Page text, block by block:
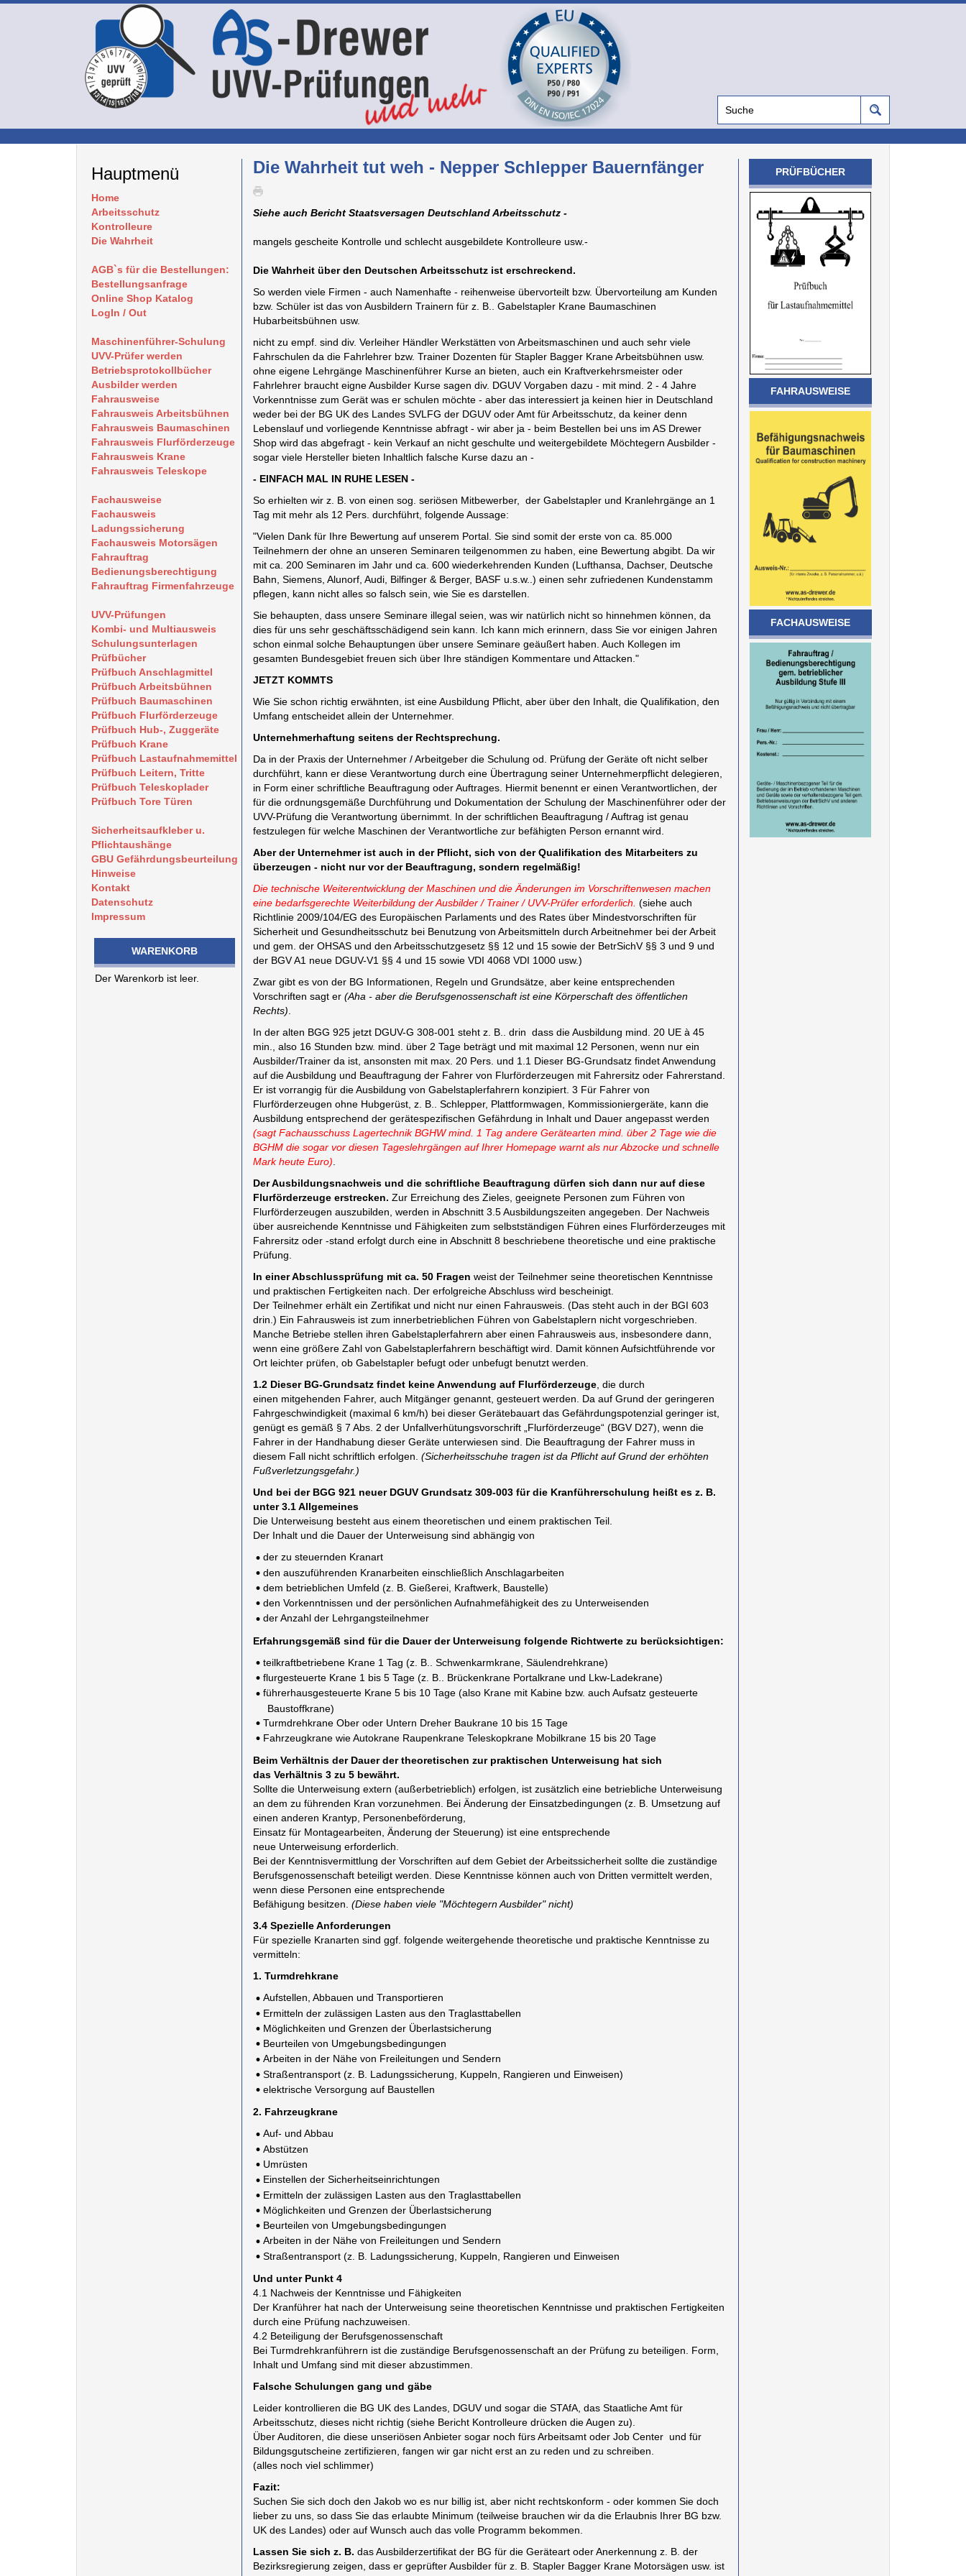
Hauptmenü
Home
Arbeitsschutz
Kontrolleure
Die Wahrheit
AGB`s für die Bestellungen:
Bestellungsanfrage
Online Shop Katalog
LogIn / Out
Maschinenführer-Schulung
UVV-Prüfer werden
Betriebsprotokollbücher
Ausbilder werden
Fahrausweise
Fahrausweis Arbeitsbühnen
Fahrausweis Baumaschinen
Fahrausweis Flurförderzeuge
Fahrausweis Krane
Fahrausweis Teleskope
Fachausweise
Fachausweis
Ladungssicherung
Fachausweis Motorsägen
Fahrauftrag
Bedienungsberechtigung
Fahrauftrag Firmenfahrzeuge
UVV-Prüfungen
Kombi- und Multiausweis
Schulungsunterlagen
Prüfbücher
Prüfbuch Anschlagmittel
Prüfbuch Arbeitsbühnen
Prüfbuch Baumaschinen
Prüfbuch Flurförderzeuge
Prüfbuch Hub-, Zuggeräte
Prüfbuch Krane
Prüfbuch Lastaufnahmemittel
Prüfbuch Leitern, Tritte
Prüfbuch Teleskoplader
Prüfbuch Tore Türen
Sicherheitsaufkleber u.
Pflichtaushänge
GBU Gefährdungsbeurteilung
Hinweise
Kontakt
Datenschutz
Impressum
WARENKORB
Der Warenkorb ist leer.
Die Wahrheit tut weh - Nepper Schlepper Bauernfänger
Siehe auch Bericht Staatsversagen Deutschland Arbeitsschutz -
mangels gescheite Kontrolle und schlecht ausgebildete Kontrolleure usw.-
Die Wahrheit über den Deutschen Arbeitsschutz ist erschreckend.
So werden viele Firmen - auch Namenhafte - reihenweise übervorteilt bzw. Übervorteilung am Kunden
bzw. Schüler ist das von Ausbildern Trainern für z. B.. Gabelstapler Krane Baumaschinen
Hubarbeitsbühnen usw.
nicht zu empf. sind div. Verleiher Händler Werkstätten von Arbeitsmaschinen und auch sehr viele
Fahrschulen da die Fahrlehrer bzw. Trainer Dozenten für Stapler Bagger Krane Arbeitsbühnen usw.
ohne eigene Lehrgänge Maschinenführer Kurse an bieten, auch ein Kraftverkehrsmeister oder
Fahrlehrer braucht eigne Ausbilder Kurse sagen div. DGUV Vorgaben dazu - mit mind. 2 - 4 Jahre
Vorkenntnisse zum Gerät was er schulen möchte - aber das interessiert ja keinen hier in Deutschland
weder bei der BG UK des Landes SVLFG der DGUV oder Amt für Arbeitsschutz, da keiner denn
Lebenslauf und vorliegende Kenntnisse abfragt - wir aber ja - beim Bestellen bei uns im AS Drewer
Shop wird das abgefragt - kein Verkauf an nicht geschulte und weitergebildete Möchtegern Ausbilder -
sogar viele Hersteller bieten Inhaltlich falsche Kurse dazu an -
- EINFACH MAL IN RUHE LESEN -
So erhielten wir z. B. von einen sog. seriösen Mitbewerber, der Gabelstapler und Kranlehrgänge an 1
Tag mit mehr als 12 Pers. durchführt, folgende Aussage:
"Vielen Dank für Ihre Bewertung auf unserem Portal. Sie sind somit der erste von ca. 85.000
Teilnehmern der ohne an unseren Seminaren teilgenommen zu haben, eine Bewertung abgibt. Da wir
mit ca. 200 Seminaren im Jahr und ca. 600 wiederkehrenden Kunden (Lufthansa, Dachser, Deutsche
Bahn, Siemens, Alunorf, Audi, Bilfinger & Berger, BASF u.s.w..) einen sehr zufriedenen Kundenstamm
pflegen, kann nicht alles so falsch sein, wie Sie es darstellen.
Sie behaupten, dass unsere Seminare illegal seien, was wir natürlich nicht so hinnehmen können, da
dies für uns sehr geschäftsschädigend sein kann. Ich kann mich erinnern, dass Sie vor einigen Jahren
schon einmal solche Behauptungen über unsere Seminare geäußert haben. Auch Kollegen im
gesamten Bundesgebiet freuen sich über Ihre ständigen Kommentare und Attacken."
JETZT KOMMTS
Wie Sie schon richtig erwähnten, ist eine Ausbildung Pflicht, aber über den Inhalt, die Qualifikation, den
Umfang entscheidet allein der Unternehmer.
Unternehmerhaftung seitens der Rechtsprechung.
Da in der Praxis der Unternehmer / Arbeitgeber die Schulung od. Prüfung der Geräte oft nicht selber
durchführt, kann er diese Verantwortung durch eine Übertragung seiner Unternehmerpflicht delegieren,
in Form einer schriftliche Beauftragung oder Auftrages. Hiermit benennt er einen Verantwortlichen, der
für die ordnungsgemäße Durchführung und Dokumentation der Schulung der Maschinenführer oder der
UVV-Prüfung die Verantwortung übernimmt. In der schriftlichen Beauftragung / Auftrag ist genau
festzulegen für welche Maschinen der Verantwortliche zur befähigten Person ernannt wird.
Aber der Unternehmer ist auch in der Pflicht, sich von der Qualifikation des Mitarbeiters zu
überzeugen - nicht nur vor der Beauftragung, sondern regelmäßig!
Die technische Weiterentwicklung der Maschinen und die Änderungen im Vorschriftenwesen machen
eine bedarfsgerechte Weiterbildung der Ausbilder / Trainer / UVV-Prüfer erforderlich. (siehe auch
Richtlinie 2009/104/EG des Europäischen Parlaments und des Rates über Mindestvorschriften für
Sicherheit und Gesundheitsschutz bei Benutzung von Arbeitsmitteln durch Arbeitnehmer bei der Arbeit
und gem. der OHSAS und den Arbeitsschutzgesetz §§ 12 und 15 sowie der BetrSichV §§ 3 und 9 und
der BGV A1 neue DGUV-V1 §§ 4 und 15 sowie VDI 4068 VDI 1000 usw.)
Zwar gibt es von der BG Informationen, Regeln und Grundsätze, aber keine entsprechenden
Vorschriften sagt er (Aha - aber die Berufsgenossenschaft ist eine Körperschaft des öffentlichen
Rechts).
In der alten BGG 925 jetzt DGUV-G 308-001 steht z. B.. drin dass die Ausbildung mind. 20 UE à 45
min., also 16 Stunden bzw. mind. über 2 Tage beträgt und mit maximal 12 Personen, wenn nur ein
Ausbilder/Trainer da ist, ansonsten mit max. 20 Pers. und 1.1 Dieser BG-Grundsatz findet Anwendung
auf die Ausbildung und Beauftragung der Fahrer von Flurförderzeugen mit Fahrersitz oder Fahrerstand.
Er ist vorrangig für die Ausbildung von Gabelstaplerfahrern konzipiert. 3 Für Fahrer von
Flurförderzeugen ohne Hubgerüst, z. B.. Schlepper, Plattformwagen, Kommissioniergeräte, kann die
Ausbildung entsprechend der gerätespezifischen Gefährdung in Inhalt und Dauer angepasst werden
(sagt Fachausschuss Lagertechnik BGHW mind. 1 Tag andere Gerätearten mind. über 2 Tage wie die
BGHM die sogar vor diesen Tageslehrgängen auf Ihrer Homepage warnt als nur Abzocke und schnelle
Mark heute Euro).
Der Ausbildungsnachweis und die schriftliche Beauftragung dürfen sich dann nur auf diese
Flurförderzeuge erstrecken. Zur Erreichung des Zieles, geeignete Personen zum Führen von
Flurförderzeugen auszubilden, werden in Abschnitt 3.5 Ausbildungszeiten angegeben. Der Nachweis
über ausreichende Kenntnisse und Fähigkeiten zum selbstständigen Führen eines Flurförderzeuges mit
Fahrersitz oder -stand erfolgt durch eine in Abschnitt 8 beschriebene theoretische und eine praktische
Prüfung.
In einer Abschlussprüfung mit ca. 50 Fragen weist der Teilnehmer seine theoretischen Kenntnisse
und praktischen Fertigkeiten nach. Der erfolgreiche Abschluss wird bescheinigt.
Der Teilnehmer erhält ein Zertifikat und nicht nur einen Fahrausweis. (Das steht auch in der BGI 603
drin.) Ein Fahrausweis ist zum innerbetrieblichen Führen von Gabelstaplern nicht vorgeschrieben.
Manche Betriebe stellen ihren Gabelstaplerfahrern aber einen Fahrausweis aus, insbesondere dann,
wenn eine größere Zahl von Gabelstaplerfahrern beschäftigt wird. Damit können Aufsichtführende vor
Ort leichter prüfen, ob Gabelstapler befugt oder unbefugt benutzt werden.
1.2 Dieser BG-Grundsatz findet keine Anwendung auf Flurförderzeuge, die durch
einen mitgehenden Fahrer, auch Mitgänger genannt, gesteuert werden. Da auf Grund der geringeren
Fahrgeschwindigkeit (maximal 6 km/h) bei dieser Gerätebauart das Gefährdungspotenzial geringer ist,
genügt es gemäß § 7 Abs. 2 der Unfallverhütungsvorschrift „Flurförderzeuge“ (BGV D27), wenn die
Fahrer in der Handhabung dieser Geräte unterwiesen sind. Die Beauftragung der Fahrer muss in
diesem Fall nicht schriftlich erfolgen. (Sicherheitsschuhe tragen ist da Pflicht auf Grund der erhöhten
Fußverletzungsgefahr.)
Und bei der BGG 921 neuer DGUV Grundsatz 309-003 für die Kranführerschulung heißt es z. B.
unter 3.1 Allgemeines
Die Unterweisung besteht aus einem theoretischen und einem praktischen Teil.
Der Inhalt und die Dauer der Unterweisung sind abhängig von
der zu steuernden Kranart
den auszuführenden Kranarbeiten einschließlich Anschlagarbeiten
dem betrieblichen Umfeld (z. B. Gießerei, Kraftwerk, Baustelle)
den Vorkenntnissen und der persönlichen Aufnahmefähigkeit des zu Unterweisenden
der Anzahl der Lehrgangsteilnehmer
Erfahrungsgemäß sind für die Dauer der Unterweisung folgende Richtwerte zu berücksichtigen:
teilkraftbetriebene Krane 1 Tag (z. B.. Schwenkarmkrane, Säulendrehkrane)
flurgesteuerte Krane 1 bis 5 Tage (z. B.. Brückenkrane Portalkrane und Lkw-Ladekrane)
führerhausgesteuerte Krane 5 bis 10 Tage (also Krane mit Kabine bzw. auch Aufsatz gesteuerte
Baustoffkrane)
Turmdrehkrane Ober oder Untern Dreher Baukrane 10 bis 15 Tage
Fahrzeugkrane wie Autokrane Raupenkrane Teleskopkrane Mobilkrane 15 bis 20 Tage
Beim Verhältnis der Dauer der theoretischen zur praktischen Unterweisung hat sich
das Verhältnis 3 zu 5 bewährt.
Sollte die Unterweisung extern (außerbetrieblich) erfolgen, ist zusätzlich eine betriebliche Unterweisung
an dem zu führenden Kran vorzunehmen. Bei Änderung der Einsatzbedingungen (z. B. Umsetzung auf
einen anderen Krantyp, Personenbeförderung,
Einsatz für Montagearbeiten, Änderung der Steuerung) ist eine entsprechende
neue Unterweisung erforderlich.
Bei der Kenntnisvermittlung der Vorschriften auf dem Gebiet der Arbeitssicherheit sollte die zuständige
Berufsgenossenschaft beteiligt werden. Diese Kenntnisse können auch von Dritten vermittelt werden,
wenn diese Personen eine entsprechende
Befähigung besitzen. (Diese haben viele "Möchtegern Ausbilder" nicht)
3.4 Spezielle Anforderungen
Für spezielle Kranarten sind ggf. folgende weitergehende theoretische und praktische Kenntnisse zu
vermitteln:
1. Turmdrehkrane
Aufstellen, Abbauen und Transportieren
Ermitteln der zulässigen Lasten aus den Traglasttabellen
Möglichkeiten und Grenzen der Überlastsicherung
Beurteilen von Umgebungsbedingungen
Arbeiten in der Nähe von Freileitungen und Sendern
Straßentransport (z. B. Ladungssicherung, Kuppeln, Rangieren und Einweisen)
elektrische Versorgung auf Baustellen
2. Fahrzeugkrane
Auf- und Abbau
Abstützen
Umrüsten
Einstellen der Sicherheitseinrichtungen
Ermitteln der zulässigen Lasten aus den Traglasttabellen
Möglichkeiten und Grenzen der Überlastsicherung
Beurteilen von Umgebungsbedingungen
Arbeiten in der Nähe von Freileitungen und Sendern
Straßentransport (z. B. Ladungssicherung, Kuppeln, Rangieren und Einweisen
Und unter Punkt 4
4.1 Nachweis der Kenntnisse und Fähigkeiten
Der Kranführer hat nach der Unterweisung seine theoretischen Kenntnisse und praktischen Fertigkeiten
durch eine Prüfung nachzuweisen.
4.2 Beteiligung der Berufsgenossenschaft
Bei Turmdrehkranführern ist die zuständige Berufsgenossenschaft an der Prüfung zu beteiligen. Form,
Inhalt und Umfang sind mit dieser abzustimmen.
Falsche Schulungen gang und gäbe
Leider kontrollieren die BG UK des Landes, DGUV und sogar die STAfA, das Staatliche Amt für
Arbeitsschutz, dieses nicht richtig (siehe Bericht Kontrolleure drücken die Augen zu).
Über Auditoren, die diese unseriösen Anbieter sogar noch fürs Arbeitsamt oder Job Center und für
Bildungsgutscheine zertifizieren, fangen wir gar nicht erst an zu reden und zu schreiben.
(alles noch viel schlimmer)
Fazit:
Suchen Sie sich doch den Jakob wo es nur billig ist, aber nicht rechtskonform - oder kommen Sie doch
lieber zu uns, so dass Sie das erlaubte Minimum (teilweise brauchen wir da die Erlaubnis Ihrer BG bzw.
UK des Landes) oder auf Wunsch auch das volle Programm bekommen.
Lassen Sie sich z. B. das Ausbilderzertifikat der BG für die Geräteart oder Anerkennung z. B. der
Bezirksregierung zeigen, dass er geprüfter Ausbilder für z. B. Stapler Bagger Krane Motorsägen usw. ist
PRÜFBÜCHER
FAHRAUSWEISE
FACHAUSWEISE